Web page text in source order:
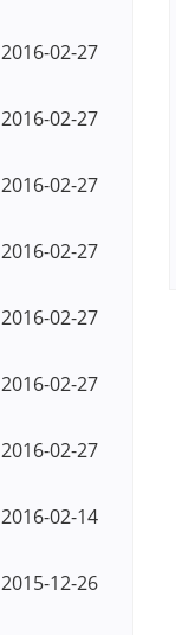
2016-02-27
2016-02-27
2016-02-27
2016-02-27
2016-02-27
2016-02-27
2016-02-27
2016-02-14
2015-12-26